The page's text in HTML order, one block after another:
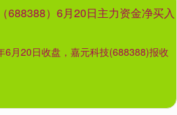
688388）6月20日主力资金净买入
6月20日收盘，嘉元科技(688388)报收